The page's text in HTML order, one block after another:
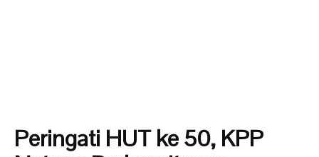
Peringati HUT ke 50, KPP